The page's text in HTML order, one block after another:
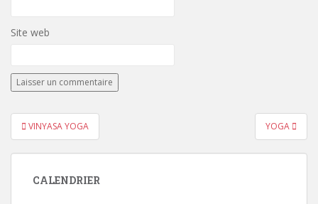
Site web
Navigation
de
l’article
VINYASA YOGA YOGA
CALENDRIER